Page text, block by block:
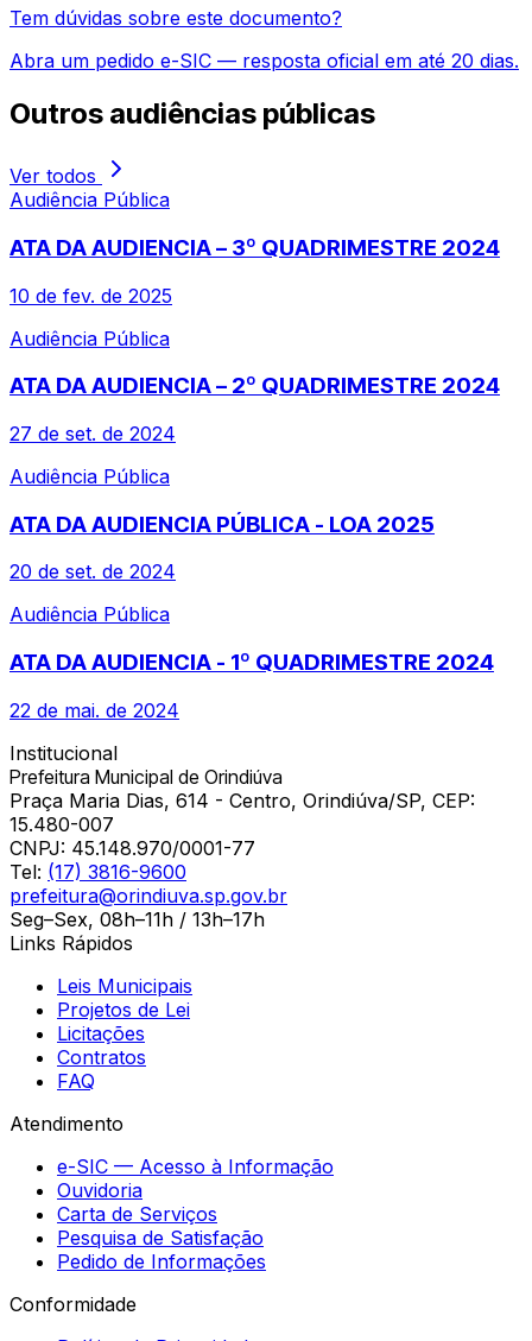
Tem dúvidas sobre este documento?
Abra um pedido e-SIC — resposta oficial em até 20 dias.
Outros audiências públicas
Ver todos
Audiência Pública
ATA DA AUDIENCIA – 3º QUADRIMESTRE 2024
10 de fev. de 2025
Audiência Pública
ATA DA AUDIENCIA – 2º QUADRIMESTRE 2024
27 de set. de 2024
Audiência Pública
ATA DA AUDIENCIA PÚBLICA - LOA 2025
20 de set. de 2024
Audiência Pública
ATA DA AUDIENCIA - 1º QUADRIMESTRE 2024
22 de mai. de 2024
Institucional
Prefeitura Municipal de Orindiúva
Praça Maria Dias, 614 - Centro, Orindiúva/SP, CEP:
15.480-007
CNPJ: 45.148.970/0001-77
Tel: (17) 3816-9600
prefeitura@orindiuva.sp.gov.br
Seg–Sex, 08h–11h / 13h–17h
Links Rápidos
Leis Municipais
Projetos de Lei
Licitações
Contratos
FAQ
Atendimento
e-SIC — Acesso à Informação
Ouvidoria
Carta de Serviços
Pesquisa de Satisfação
Pedido de Informações
Conformidade